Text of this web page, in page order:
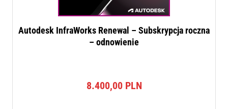
Autodesk InfraWorks Renewal – Subskrypcja roczna
– odnowienie
8.400,00 PLN